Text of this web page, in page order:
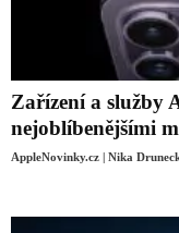
Zařízení a služby
nejoblíbenějšími
AppleNovinky.cz | Nika